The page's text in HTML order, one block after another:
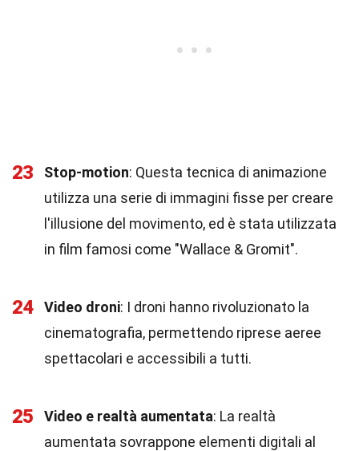
23 Stop-motion: Questa tecnica di animazione
utilizza una serie di immagini fisse per creare
l'illusione del movimento, ed è stata utilizzata
in film famosi come "Wallace & Gromit".
24 Video droni: I droni hanno rivoluzionato la
cinematografia, permettendo riprese aeree
spettacolari e accessibili a tutti.
25 Video e realtà aumentata: La realtà
aumentata sovrappone elementi digitali al